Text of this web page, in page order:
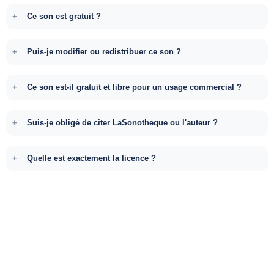
Ce son est gratuit ?
Puis-je modifier ou redistribuer ce son ?
Ce son est-il gratuit et libre pour un usage commercial ?
Suis-je obligé de citer LaSonotheque ou l'auteur ?
Quelle est exactement la licence ?